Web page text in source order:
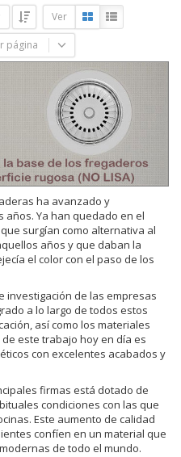
Ver
página
ha avanzado y
años. Ya han quedado en el
surgían como alternativa al
años y que daban la
el color con el paso de los
investigación de las empresas
a lo largo de todos estos
así como los materiales
este trabajo hoy en día es
con excelentes acabados y
firmas está dotado de
condiciones con las que
Este aumento de calidad
confíen en un material que
de todo el mundo.